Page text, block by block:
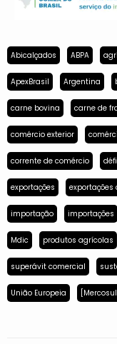
Abicalçados ABPA
ApexBrasil Argentina
carne bovina carne de
comércio exterior
corrente de comércio
exportações exportações
importação importações
Mdic produtos agrícolas
superávit comercial
União Europeia [Mercosul]